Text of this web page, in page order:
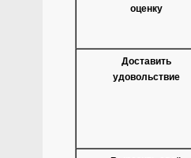
оценку
Доставить
удовольствие